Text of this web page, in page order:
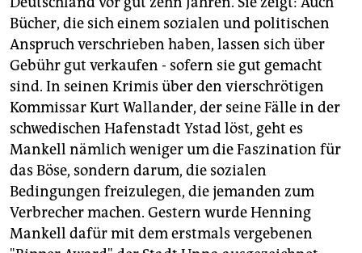
Bücher, die sich einem sozialen und politischen
Anspruch verschrieben haben, lassen sich über
Gebühr gut verkaufen - sofern sie gut gemacht
sind. In seinen Krimis über den vierschrötigen
Kommissar Kurt Wallander, der seine Fälle in der
schwedischen Hafenstadt Ystad löst, geht es
Mankell nämlich weniger um die Faszination für
das Böse, sondern darum, die sozialen
Bedingungen freizulegen, die jemanden zum
Verbrecher machen. Gestern wurde Henning
Mankell dafür mit dem erstmals vergebenen